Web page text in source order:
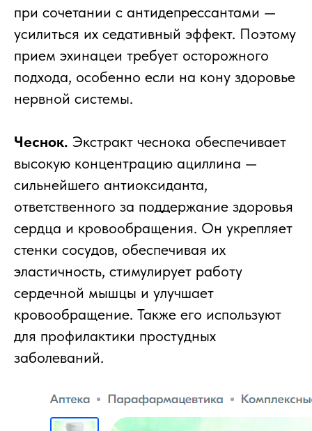
при сочетании с антидепрессантами —
усилиться их седативный эффект. Поэтому
прием эхинацеи требует осторожного
подхода, особенно если на кону здоровье
нервной системы.
Чеснок. Экстракт чеснока обеспечивает
высокую концентрацию ациллина —
сильнейшего антиоксиданта,
ответственного за поддержание здоровья
сердца и кровообращения. Он укрепляет
стенки сосудов, обеспечивая их
эластичность, стимулирует работу
сердечной мышцы и улучшает
кровообращение. Также его используют
для профилактики простудных
заболеваний.